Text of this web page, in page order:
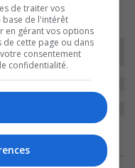
de traiter vos
base de l'intérêt
en gérant vos options
de cette page ou dans
consentement
confidentialité.